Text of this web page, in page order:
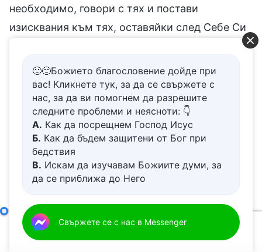
необходимо, говори с тях и постави
изисквания към тях, оставяйки след Себе Си
Своите намерения за хората и очакванията Си
към тях. Тоест, като въплътен Бог, Неговата
загриженост за човечеството и изискванията
Му към хората никога не са се променяли; те
останаха еднакви, когато Той беше в плът и
когато беше в духовното Си тяло, след като
беше прикован на кръста и възкръсна. Преди
да се качи на кръста, Той беше загрижен за
състоянието на всеки един човек, разбираше
недостатъците на всеки човек и, естествено,
🙂🙂Божието благословение дойде при
вас! Кликнете тук, за да се свържете с
нас, за да ви помогнем да разрешите
следните проблеми и неясноти: 👇
А. Как да посрещнем Господ Исус
Б. Как да бъдем защитени от Бог при
бедствия
В. Искам да изучавам Божиите думи, за
да се приближа до Него
живот
Д.Имам молба за молитва
Свържете се с нас в Messenger